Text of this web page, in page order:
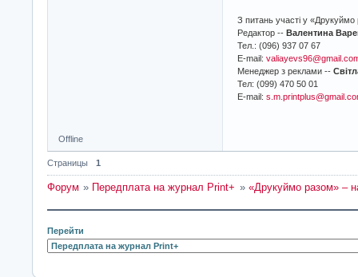
З питань участі у
Редактор -- Валентина
Тел.: (096) 937 07 67
E-mail:
Менеджер з реклами --
Тел: (099) 470 50 01
E-mail:
Offline
Страницы 1
Форум » Передплата на журнал Print+ » «Друкуймо разом» –
Перейти